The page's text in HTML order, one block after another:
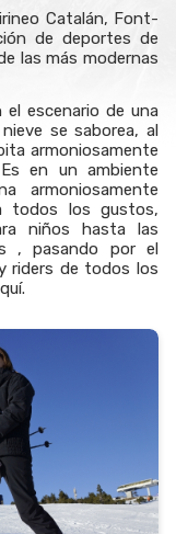
Catalán, Font-
de deportes de
las más modernas
escenario de una
se saborea, al
armoniosamente
en un ambiente
armoniosamente
todos los gustos,
niños hasta las
, pasando por el
riders de todos los